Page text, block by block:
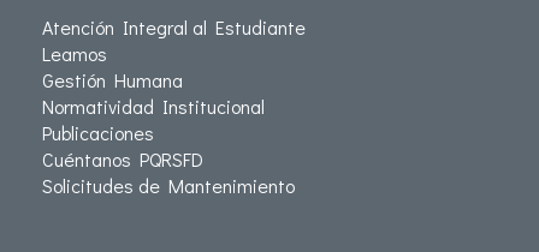
Atención Integral al Estudiante
Leamos
Gestión Humana
Normatividad Institucional
Publicaciones
Cuéntanos PQRSFD
Solicitudes de Mantenimiento